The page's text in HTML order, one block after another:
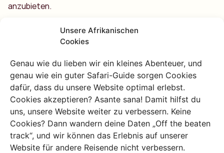
Unsere Afrikanischen
Cookies
Genau wie du lieben wir ein kleines Abenteuer, und
genau wie ein guter Safari-Guide sorgen Cookies
dafür, dass du unsere Website optimal erlebst.
Cookies akzeptieren? Asante sana! Damit hilfst du
uns, unsere Website weiter zu verbessern. Keine
Cookies? Dann wandern deine Daten „Off the beaten
track“, und wir können das Erlebnis auf unserer
Website für andere Reisende nicht verbessern.
anzubieten.
Unser Fokus liegt auf echten Off the Beaten Experiences
und Routen fernab vom Massentourismus. Wir möchten
intensiv wie möglich zeigen. Dabei setzen wir auf Routen
mit relativ kurzen Distanzen bei denen du Safari Natur
tropische Küste und Berge miteinander kombinieren
kannst. Und dazu jede Menge Aktivitäten von
einzigartigen Hikes über wunderschöne Bootstouren
Tauchen Ziplining oder Reiten bis hin zu kulturellen
Begegnungen.